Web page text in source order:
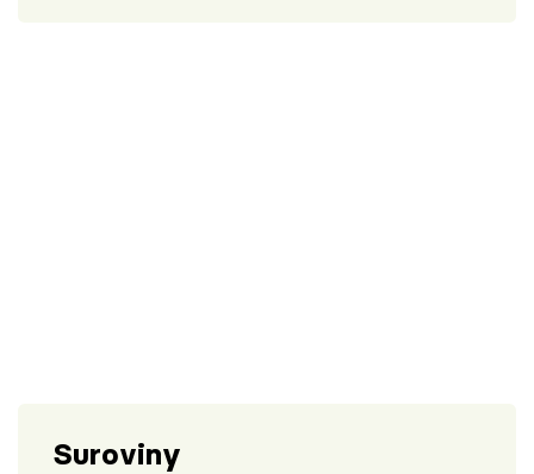
Suroviny